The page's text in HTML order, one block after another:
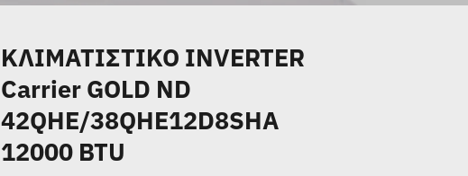
ΚΛΙΜΑΤΙΣΤΙΚΟ INVERTER
Carrier GOLD ND
42QHE/38QHE12D8SHA
12000 BTU